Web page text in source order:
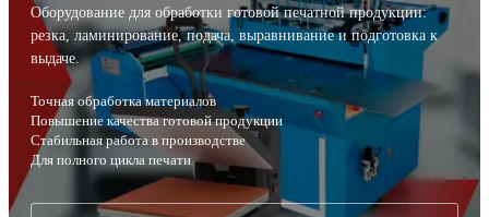
Оборудование для обработки готовой печатной продукции:
резка, ламинирование, подача, выравнивание и подготовка к
выдаче.
Точная обработка материалов
Повышение качества готовой продукции
Стабильная работа в производстве
Для полного цикла печати